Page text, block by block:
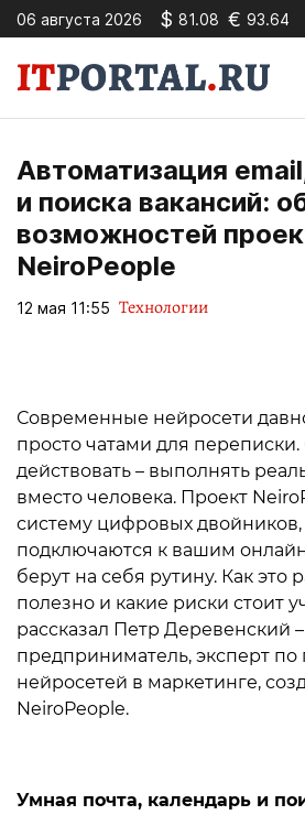
06 августа 2026 $ 81.08 € 93.64
Автоматизация
и поиска вакансий:
возможностей
NeiroPeople
12 мая 11:55 Технологии
Современные нейросети
просто чатами для переписки.
действовать – выполнять
вместо человека. Проект
систему цифровых
подключаются к вашим
берут на себя рутину. Как это
полезно и какие риски стоит
рассказал Петр Деревенский –
предприниматель, эксперт
нейросетей в маркетинге,
NeiroPeople.
Умная почта, календарь и